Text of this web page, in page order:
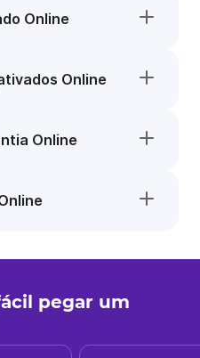
Online
Online
Online
pegar um